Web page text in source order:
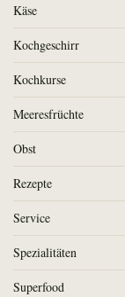
Käse
Kochgeschirr
Kochkurse
Meeresfrüchte
Obst
Rezepte
Service
Spezialitäten
Superfood